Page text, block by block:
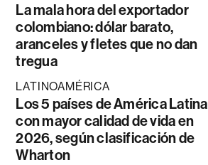
La mala hora del exportador
colombiano: dólar barato,
aranceles y fletes que no dan
tregua
LATINOAMÉRICA
Los 5 países de América Latina
con mayor calidad de vida en
2026, según clasificación de
Wharton